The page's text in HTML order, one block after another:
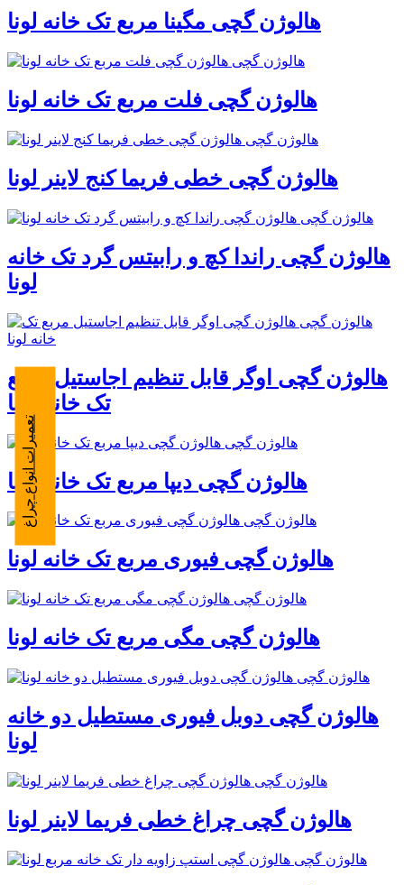
هالوژن گچی مگینا مربع تک خانه لونا
هالوژن گچی فلت مربع تک خانه لونا
هالوژن گچی خطی فریما کنج لاینر لونا
هالوژن گچی راندا کچ و رابیتس گرد تک خانه
لونا
هالوژن گچی اوگر قابل تنظیم اجاستیل مربع
تک خانه لونا
هالوژن گچی دیپا مربع تک خانه لونا
هالوژن گچی فیوری مربع تک خانه لونا
هالوژن گچی مگی مربع تک خانه لونا
هالوژن گچی دوبل فیوری مستطیل دو خانه
لونا
هالوژن گچی چراغ خطی فریما لاینر لونا
تعمیرات انواع چراغ